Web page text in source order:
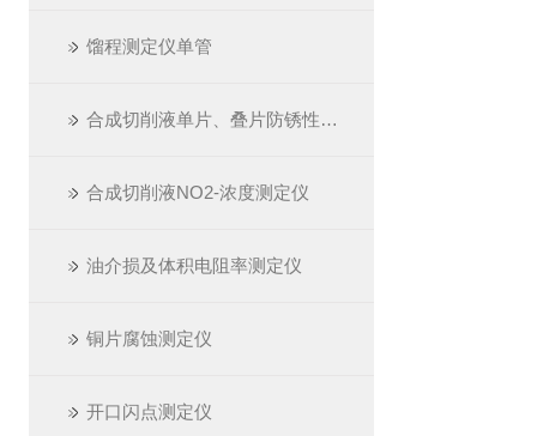
馏程测定仪单管
合成切削液单片、叠片防锈性测定仪
合成切削液NO2-浓度测定仪
油介损及体积电阻率测定仪
铜片腐蚀测定仪
开口闪点测定仪